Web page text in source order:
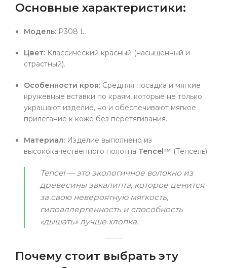
Основные характеристики:
Модель: P308 L.
Цвет: Классический красный (насыщенный и
страстный).
Особенности кроя: Средняя посадка и мягкие
кружевные вставки по краям, которые не только
украшают изделие, но и обеспечивают мягкое
прилегание к коже без перетягивания.
Материал: Изделие выполнено из
высококачественного полотна Tencel™ (Тенсель).
Tencel — это экологичное волокно из
древесины эвкалипта, которое ценится
за свою невероятную мягкость,
гипоаллергенность и способность
«дышать» лучше хлопка.
Почему стоит выбрать эту